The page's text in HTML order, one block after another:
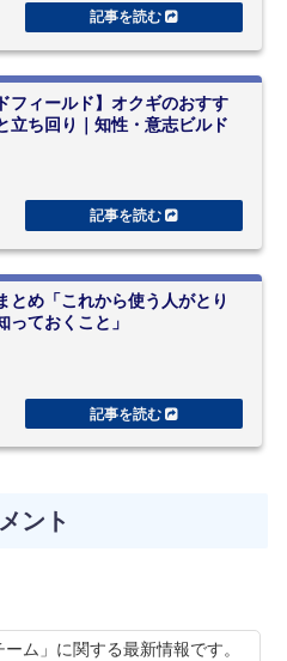
フィールド】オクギのおすす
立ち回り｜知性・意志ビルド
とめ「これから使う人がとり
っておくこと」
ント
ム」に関する最新情報です。